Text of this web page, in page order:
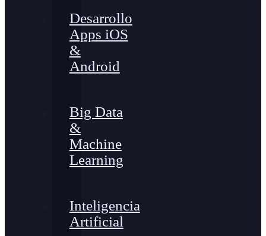
Desarrollo
Apps iOS
&
Android
Big Data
&
Machine
Learning
Inteligencia
Artificial